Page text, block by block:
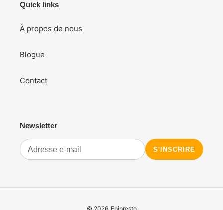
Quick links
À propos de nous
Blogue
Contact
Newsletter
S'INSCRIRE
© 2026, Epipresto